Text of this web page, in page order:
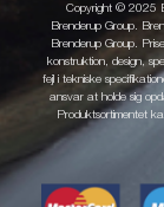
Copyright © 2025
Brenderup Group.
Brenderup Group.
konstruktion, design,
fejl i tekniske
ansvar at holde sig
Produktsortimentet